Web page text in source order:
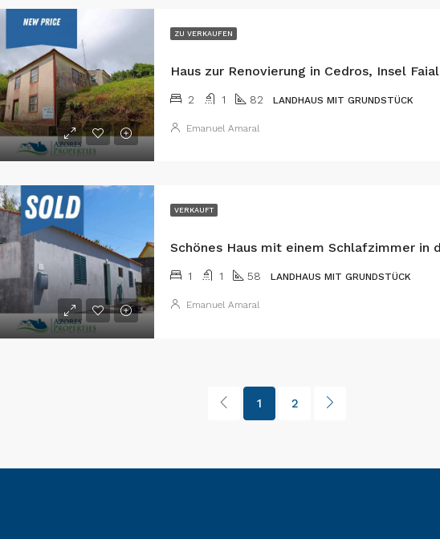
ZU VERKAUFEN
Haus zur Renovierung in Cedros, Insel Faial
2 1 82 LANDHAUS MIT GRUNDSTÜCK
Emanuel Amaral
VERKAUFT
1 1 58 LANDHAUS MIT GRUNDSTÜCK
Emanuel Amaral
1 2